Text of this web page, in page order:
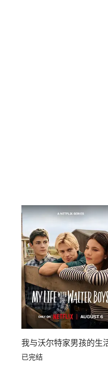
我与沃尔特家男孩的生
已完结